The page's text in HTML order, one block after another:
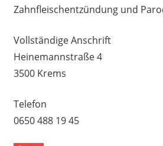
Zahnfleischentzündung und
Vollständige Anschrift
Heinemannstraße 4
3500 Krems
Telefon
0650 488 19 45